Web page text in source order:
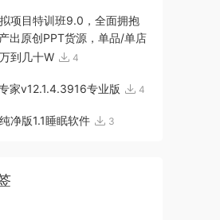
项目特训班9.0，全面拥抱
出原创PPT货源，单品/单店
到几十W
4
家v12.1.4.3916专业版 4
净版1.1睡眠软件 3